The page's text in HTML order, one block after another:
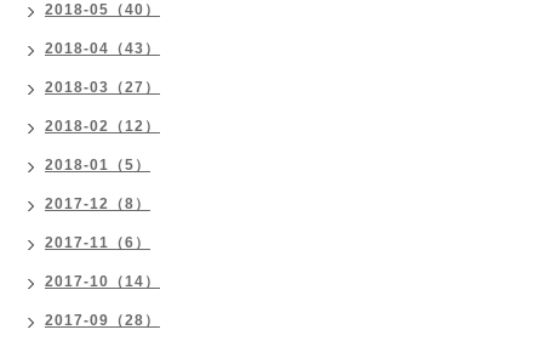
2018-05（40）
2018-04（43）
2018-03（27）
2018-02（12）
2018-01（5）
2017-12（8）
2017-11（6）
2017-10（14）
2017-09（28）